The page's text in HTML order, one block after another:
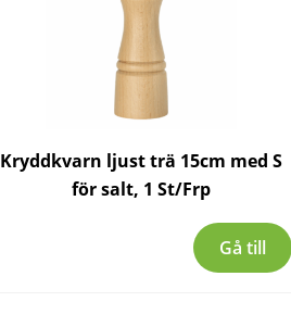
Kryddkvarn ljust trä 15cm med S
för salt, 1 St/Frp
Gå till